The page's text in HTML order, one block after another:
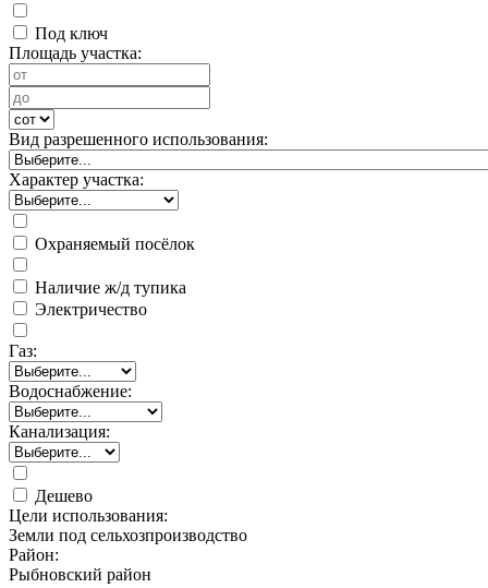
Под ключ
Площадь участка:
Вид разрешенного использования:
Характер участка:
Охраняемый посёлок
Наличие ж/д тупика
Электричество
Газ:
Водоснабжение:
Канализация:
Дешево
Цели использования:
Земли под сельхозпроизводство
Район:
Рыбновский район